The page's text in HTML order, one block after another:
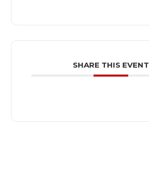
SHARE THIS EVENT